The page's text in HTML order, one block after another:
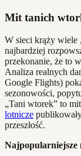
Mit tanich
W sieci krąży wiele
najbardziej
przekonanie, że to
Analiza realnych
Google Flights)
sezonowości,
„Tani wtorek” to
lotnicze
przeszłość.